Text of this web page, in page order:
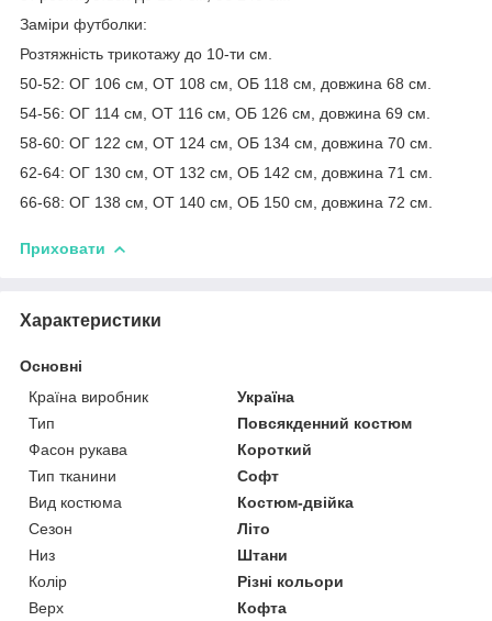
Заміри футболки:
Розтяжність трикотажу до 10-ти см.
50-52: ОГ 106 см, ОТ 108 см, ОБ 118 см, довжина 68 см.
54-56: ОГ 114 см, ОТ 116 см, ОБ 126 см, довжина 69 см.
58-60: ОГ 122 см, ОТ 124 см, ОБ 134 см, довжина 70 см.
62-64: ОГ 130 см, ОТ 132 см, ОБ 142 см, довжина 71 см.
66-68: ОГ 138 см, ОТ 140 см, ОБ 150 см, довжина 72 см.
Приховати
Характеристики
Основні
Країна виробник
Україна
Тип
Повсякденний костюм
Фасон рукава
Короткий
Тип тканини
Софт
Вид костюма
Костюм-двійка
Сезон
Літо
Низ
Штани
Колір
Різні кольори
Верх
Кофта